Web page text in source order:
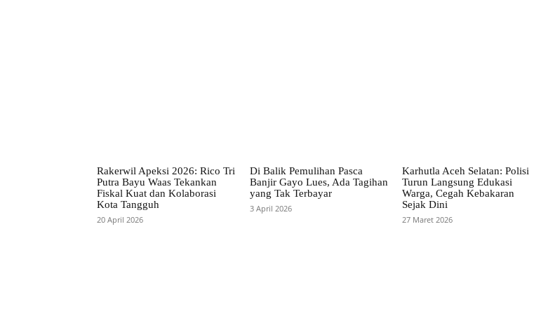
Rakerwil Apeksi 2026: Rico Tri
Putra Bayu Waas Tekankan
Fiskal Kuat dan Kolaborasi
Kota Tangguh
20 April 2026
Di Balik Pemulihan Pasca
Banjir Gayo Lues, Ada Tagihan
yang Tak Terbayar
3 April 2026
Karhutla Aceh Selatan: Polisi
Turun Langsung Edukasi
Warga, Cegah Kebakaran
Sejak Dini
27 Maret 2026